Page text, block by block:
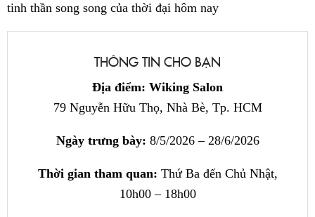
tinh thần song song của thời đại hôm nay
THÔNG TIN CHO BẠN
Địa điểm: Wiking Salon
79 Nguyễn Hữu Thọ, Nhà Bè, Tp. HCM
Ngày trưng bày: 8/5/2026 – 28/6/2026
Thời gian tham quan: Thứ Ba đến Chủ Nhật,
10h00 – 18h00